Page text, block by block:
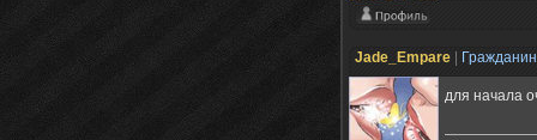
Jade_Empare
для начала